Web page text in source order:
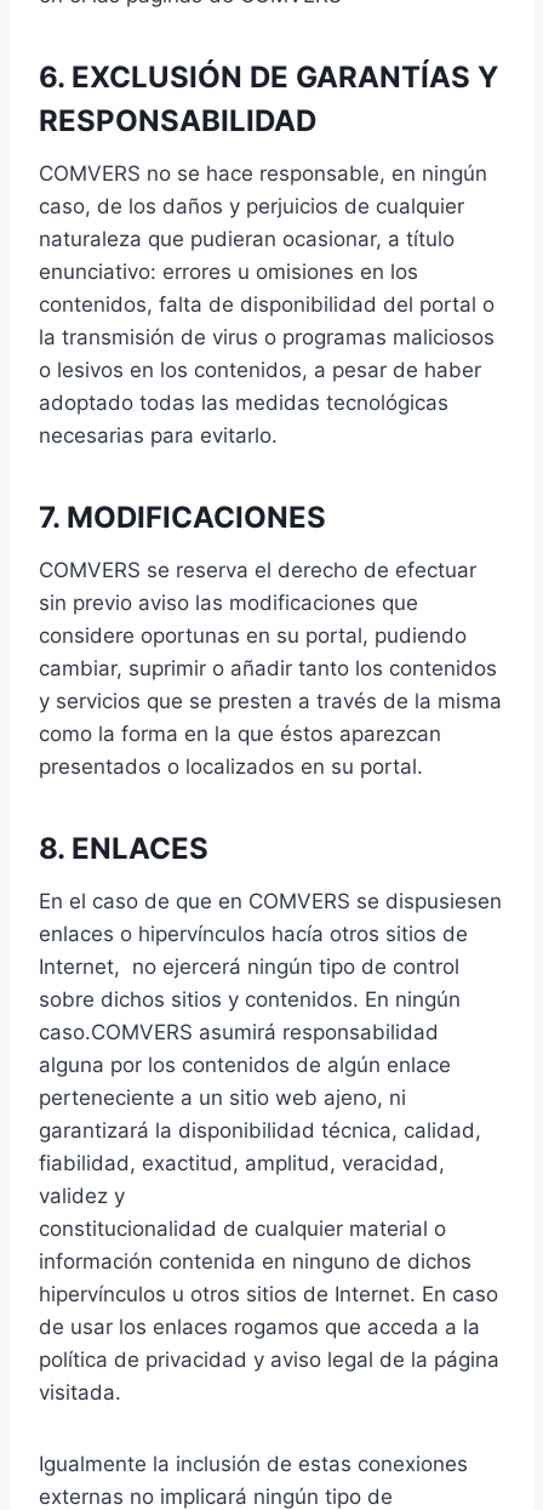
6. EXCLUSIÓN DE GARANTÍAS Y
RESPONSABILIDAD
COMVERS no se hace responsable, en ningún
caso, de los daños y perjuicios de cualquier
naturaleza que pudieran ocasionar, a título
enunciativo: errores u omisiones en los
contenidos, falta de disponibilidad del portal o
la transmisión de virus o programas maliciosos
o lesivos en los contenidos, a pesar de haber
adoptado todas las medidas tecnológicas
necesarias para evitarlo.
7. MODIFICACIONES
COMVERS se reserva el derecho de efectuar
sin previo aviso las modificaciones que
considere oportunas en su portal, pudiendo
cambiar, suprimir o añadir tanto los contenidos
y servicios que se presten a través de la misma
como la forma en la que éstos aparezcan
presentados o localizados en su portal.
8. ENLACES
En el caso de que en COMVERS se dispusiesen
enlaces o hipervínculos hacía otros sitios de
Internet, no ejercerá ningún tipo de control
sobre dichos sitios y contenidos. En ningún
caso.COMVERS asumirá responsabilidad
alguna por los contenidos de algún enlace
perteneciente a un sitio web ajeno, ni
garantizará la disponibilidad técnica, calidad,
fiabilidad, exactitud, amplitud, veracidad,
validez y
constitucionalidad de cualquier material o
información contenida en ninguno de dichos
hipervínculos u otros sitios de Internet. En caso
de usar los enlaces rogamos que acceda a la
política de privacidad y aviso legal de la página
visitada.
Igualmente la inclusión de estas conexiones
externas no implicará ningún tipo de